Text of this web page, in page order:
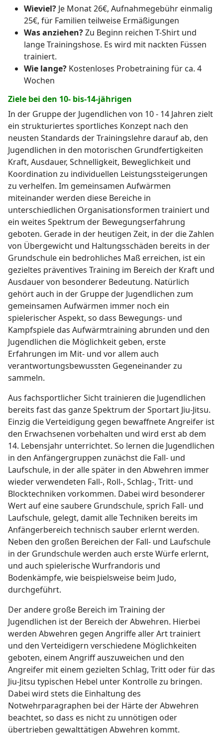
Wieviel? Je Monat 26€, Aufnahmegebühr einmalig
25€, für Familien teilweise Ermäßigungen
Was anziehen?Zu Beginn reichen T-Shirt und
lange Trainingshose. Es wird mit nackten Füssen
trainiert.
Wie lange? Kostenloses Probetraining für ca. 4
Wochen
Ziele bei den 10- bis-14-jährigen
In der Gruppe der Jugendlichen von 10 - 14 Jahren zielt
ein strukturiertes sportliches Konzept nach den
neusten Standards der Trainingslehre darauf ab, den
Jugendlichen in den motorischen Grundfertigkeiten
Kraft, Ausdauer, Schnelligkeit, Beweglichkeit und
Koordination zu individuellen Leistungssteigerungen
zu verhelfen. Im gemeinsamen Aufwärmen
miteinander werden diese Bereiche in
unterschiedlichen Organisationsformen trainiert und
ein weites Spektrum der Bewegungserfahrung
geboten. Gerade in der heutigen Zeit, in der die Zahlen
von Übergewicht und Haltungsschäden bereits in der
Grundschule ein bedrohliches Maß erreichen, ist ein
gezieltes präventives Training im Bereich der Kraft und
Ausdauer von besonderer Bedeutung. Natürlich
gehört auch in der Gruppe der Jugendlichen zum
gemeinsamen Aufwärmen immer noch ein
spielerischer Aspekt, so dass Bewegungs- und
Kampfspiele das Aufwärmtraining abrunden und den
Jugendlichen die Möglichkeit geben, erste
Erfahrungen im Mit- und vor allem auch
verantwortungsbewussten Gegeneinander zu
sammeln.
Aus fachsportlicher Sicht trainieren die Jugendlichen
bereits fast das ganze Spektrum der Sportart Jiu-Jitsu.
Einzig die Verteidigung gegen bewaffnete Angreifer ist
den Erwachsenen vorbehalten und wird erst ab dem
14. Lebensjahr unterrichtet. So lernen die Jugendlichen
in den Anfängergruppen zunächst die Fall- und
Laufschule, in der alle später in den Abwehren immer
wieder verwendeten Fall-, Roll-, Schlag-, Tritt- und
Blocktechniken vorkommen. Dabei wird besonderer
Wert auf eine saubere Grundschule, sprich Fall- und
Laufschule, gelegt, damit alle Techniken bereits im
Anfängerbereich technisch sauber erlernt werden.
Neben den großen Bereichen der Fall- und Laufschule
in der Grundschule werden auch erste Würfe erlernt,
und auch spielerische Wurfrandoris und
Bodenkämpfe, wie beispielsweise beim Judo,
durchgeführt.
Der andere große Bereich im Training der
Jugendlichen ist der Bereich der Abwehren. Hierbei
werden Abwehren gegen Angriffe aller Art trainiert
und den Verteidigern verschiedene Möglichkeiten
geboten, einem Angriff auszuweichen und den
Angreifer mit einem gezielten Schlag, Tritt oder für das
Jiu-Jitsu typischen Hebel unter Kontrolle zu bringen.
Dabei wird stets die Einhaltung des
Notwehrparagraphen bei der Härte der Abwehren
beachtet, so dass es nicht zu unnötigen oder
übertrieben gewalttätigen Abwehren kommt.